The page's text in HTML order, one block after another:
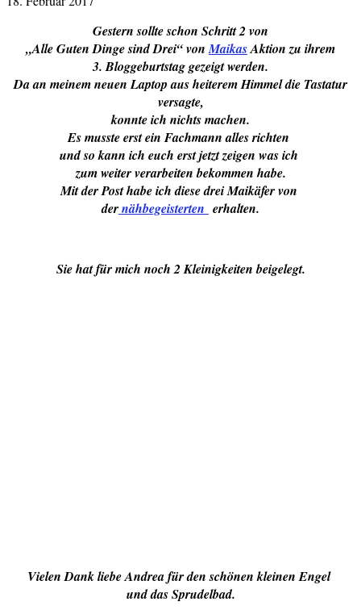
Gestern sollte schon Schritt 2 von
„Alle Guten Dinge sind Drei“ vonMaikasAktion zu ihrem
3. Bloggeburtstag gezeigt werden.
Da an meinem neuen Laptop aus heiterem Himmel die Tastatur
versagte,
konnte ich nichts machen.
Es musste erst ein Fachmann alles richten
und so kann ich euch erst jetzt zeigen was ich
zum weiter verarbeiten bekommen habe.
Mit der Post habe ich diese drei Maikäfer von
dernähbegeisterten erhalten.
Sie hat für mich noch 2 Kleinigkeiten beigelegt.
Vielen Dank liebe Andrea für den schönen kleinen Engel
und das Sprudelbad.